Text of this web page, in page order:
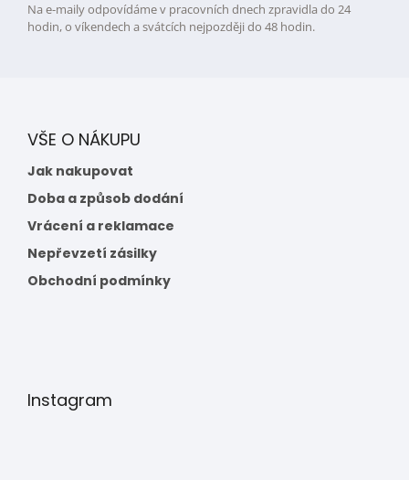
Na e-maily odpovídáme v pracovních dnech zpravidla do 24
hodin, o víkendech a svátcích nejpozději do 48 hodin.
VŠE O NÁKUPU
Jak nakupovat
Doba a způsob dodání
Vrácení a reklamace
Nepřevzetí zásilky
Obchodní podmínky
Instagram